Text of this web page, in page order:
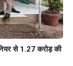
से 1.27 करोड़ की